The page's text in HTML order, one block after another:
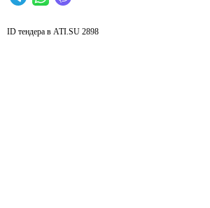
ID тендера в ATI.SU 2898